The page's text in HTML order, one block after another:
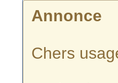
Annonce
Chers